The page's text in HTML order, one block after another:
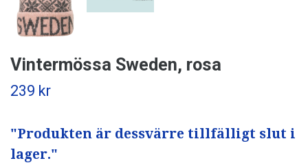
Vintermössa Sweden, rosa
239 kr
"Produkten är dessvärre tillfälligt slut i
lager."